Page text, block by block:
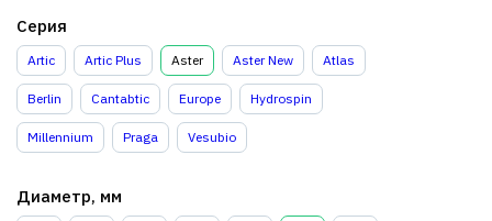
Серия
Artic Artic Plus Aster Aster New Atlas
Berlin Cantabtic Europe Hydrospin
Millennium Praga Vesubio
Диаметр, мм